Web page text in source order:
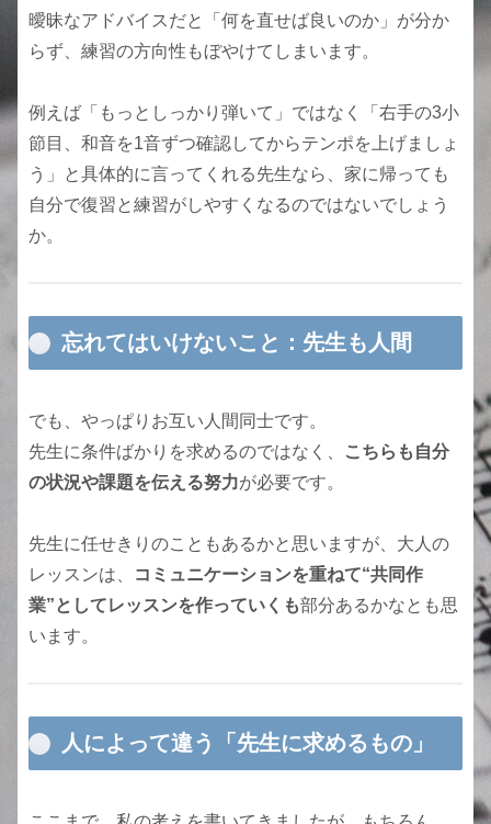
曖昧なアドバイスだと「何を直せば良いのか」が分か
らず、練習の方向性もぼやけてしまいます。
例えば「もっとしっかり弾いて」ではなく「右手の3小
節目、和音を1音ずつ確認してからテンポを上げましょ
う」と具体的に言ってくれる先生なら、家に帰っても
自分で復習と練習がしやすくなるのではないでしょう
か。
忘れてはいけないこと：先生も人間
でも、やっぱりお互い人間同士です。
先生に条件ばかりを求めるのではなく、
こちらも自分
の状況や課題を伝える努力が必要です。
先生に任せきりのこともあるかと思いますが、大人の
レッスンは、
コミュニケーションを重ねて“共同作
業”としてレッスンを作っていくも部分あるかなとも思
います。
人によって違う「先生に求めるもの」